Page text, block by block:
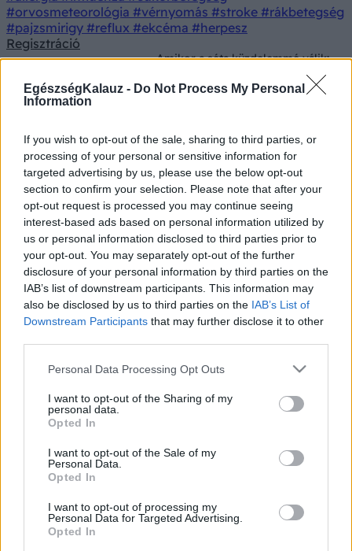
EgészségKalauz - Do Not Process My Personal
Information
If you wish to opt-out of the sale, sharing to third parties, or
processing of your personal or sensitive information for
targeted advertising by us, please use the below opt-out
section to confirm your selection. Please note that after your
opt-out request is processed you may continue seeing
interest-based ads based on personal information utilized by
us or personal information disclosed to third parties prior to
your opt-out. You may separately opt-out of the further
disclosure of your personal information by third parties on the
IAB’s list of downstream participants. This information may
also be disclosed by us to third parties on the IAB’s List of
Downstream Participants that may further disclose it to other
Please note that this website/app uses one or more Google
not limited to your visit or usage behaviour. You may click to
grant or deny consent to Google and its third-party tags to
use your data for below specified purposes in below Google
consent section.
Personal Data Processing Opt Outs
I want to opt-out of the Sharing of my
personal data.
Opted In
I want to opt-out of the Sale of my
Personal Data.
Opted In
I want to opt-out of processing my
Personal Data for Targeted Advertising.
Opted In
#orvosmeteorológia #vérnyomás #stroke #rákbetegség
#pajzsmirigy #reflux #ekcéma #herpesz
Regisztráció
Amikor a séta küzdelemmé válik:
így taníthatja meg kutyáját arra,
hogy ne húzzon a pórázon
így taníthatja meg kutyáját arra,
hogy ne húzzon a pórázon